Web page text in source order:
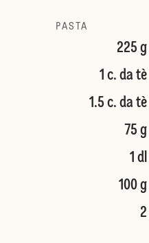
PASTA
225 g
1 c. da tè
1.5 c. da tè
75 g
1 dl
100 g
2